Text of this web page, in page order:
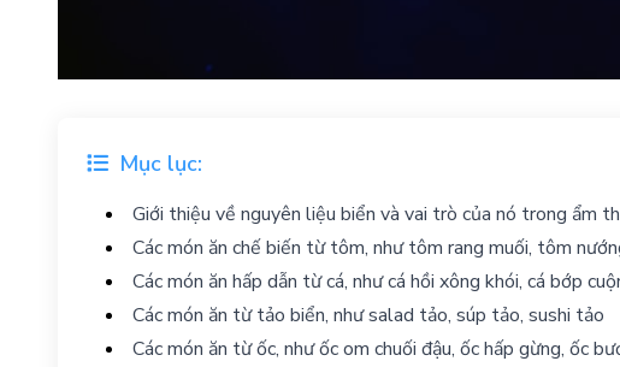
Mục lục:
Giới thiệu về nguyên liệu biển và vai trò của nó trong ẩm
Các món ăn chế biến từ tôm, như tôm rang muối, tôm
Các món ăn hấp dẫn từ cá, như cá hồi xông khói, cá bớp
Các món ăn từ tảo biển, như salad tảo, súp tảo, sushi tảo
Các món ăn từ ốc, như ốc om chuối đậu, ốc hấp gừng, ốc